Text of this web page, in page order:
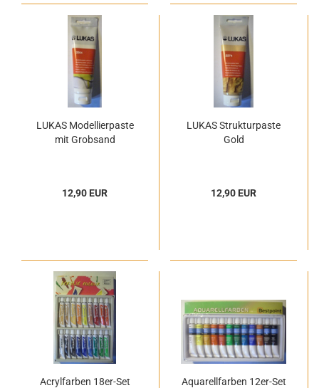
LUKAS Modellierpaste
mit Grobsand
12,90 EUR
LUKAS Strukturpaste
Gold
12,90 EUR
Acrylfarben 18er-Set Aquarellfarben 12er-Set